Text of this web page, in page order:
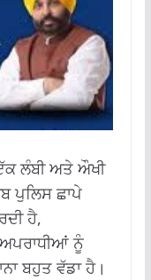
ਲੰਬੀ ਅਤੇ ਔਖੀ
ਪੁਲਿਸ ਛਾਪੇ
ਹੈ,
ਨੂੰ
ਬਹੁਤ ਵੱਡਾ ਹੈ।